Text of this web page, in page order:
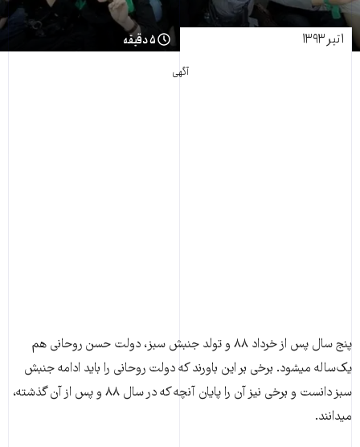
۱ تیر ۱۳۹۳ ۵ دقیقه
آگهی
پنج سال پس از خرداد ۸۸ و تولد جنبش سبز، دولت حسن روحانی هم
یک‌ساله می‎شود. برخی بر این باورند که دولت روحانی را باید ادامه جنبش
سبز دانست و برخی نیز آن را پایان آنچه که در سال ۸۸ و پس از آن گذشته،
می‎دانند.